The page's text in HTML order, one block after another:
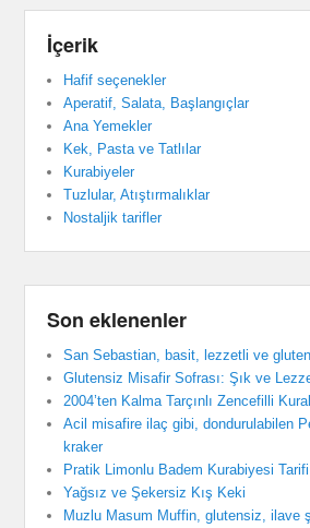
İçerik
Hafif seçenekler
Aperatif, Salata, Başlangıçlar
Ana Yemekler
Kek, Pasta ve Tatlılar
Kurabiyeler
Tuzlular, Atıştırmalıklar
Nostaljik tarifler
Son eklenenler
San Sebastian, basit, lezzetli ve
Glutensiz Misafir Sofrası: Şık ve
2004’ten Kalma Tarçınlı Zencefilli
Acil misafire ilaç gibi, dondurulabilen
kraker
Pratik Limonlu Badem Kurabiyesi Tarifi
Yağsız ve Şekersiz Kış Keki
Muzlu Masum Muffin, glutensiz, ilave